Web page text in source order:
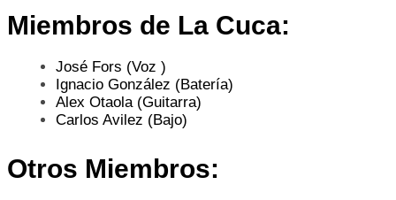
Miembros de La Cuca:
José Fors (Voz )
Ignacio González (Batería)
Alex Otaola (Guitarra)
Carlos Avilez (Bajo)
Otros Miembros: